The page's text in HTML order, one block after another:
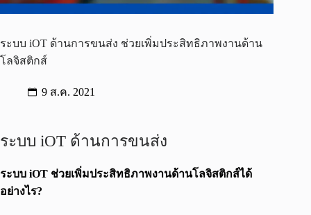
ระบบ iOT ด้านการขนส่ง ช่วยเพิ่มประสิทธิภาพงานด้าน
โลจิสติกส์
9 ส.ค. 2021
ระบบ iOT ด้านการขนส่ง
ระบบ iOT ช่วยเพิ่มประสิทธิภาพงานด้านโลจิสติกส์ได้
อย่างไร?